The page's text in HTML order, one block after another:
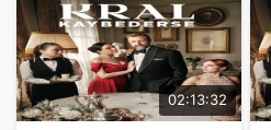
02:13:32